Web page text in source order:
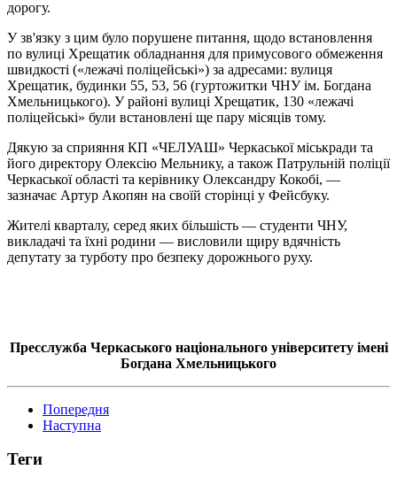
дорогу.
У зв'язку з цим було порушене питання, щодо встановлення
по вулиці Хрещатик обладнання для примусового обмеження
швидкості («лежачі поліцейські») за адресами: вулиця
Хрещатик, будинки 55, 53, 56 (гуртожитки ЧНУ ім. Богдана
Хмельницького). У районі вулиці Хрещатик, 130 «лежачі
поліцейські» були встановлені ще пару місяців тому.
Дякую за сприяння КП «ЧЕЛУАШ» Черкаської міськради та
його директору Олексію Мельнику, а також Патрульній поліції
Черкаської області та керівнику Олександру Кокобі, —
зазначає Артур Акопян на своїй сторінці у Фейсбуку.
Жителі кварталу, серед яких більшість — студенти ЧНУ,
викладачі та їхні родини — висловили щиру вдячність
депутату за турботу про безпеку дорожнього руху.
Пресслужба Черкаського національного університету імені
Богдана Хмельницького
Попередня
Наступна
Теги